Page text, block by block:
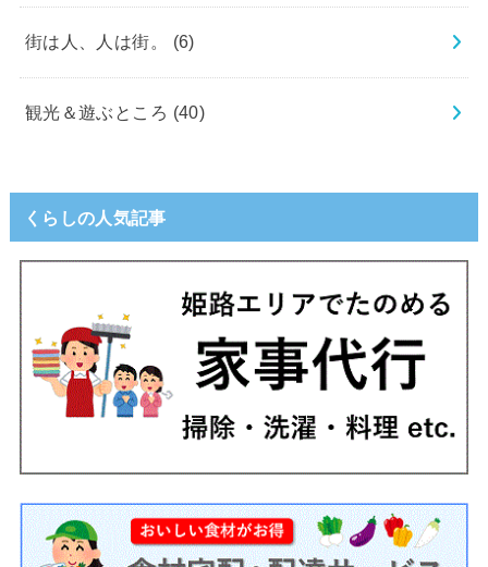
街は人、人は街。 (6)
観光＆遊ぶところ (40)
くらしの人気記事